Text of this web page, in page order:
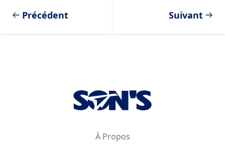
Précédent Suivant
À Propos